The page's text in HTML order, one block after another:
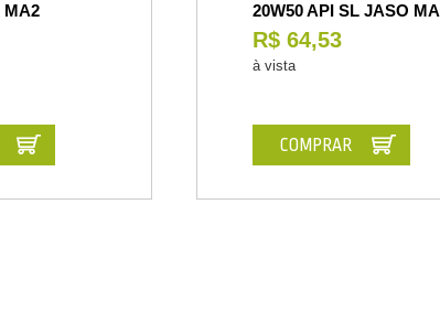
MA2
20W50 API SL JASO MA
R$ 64,53
à vista
COMPRAR